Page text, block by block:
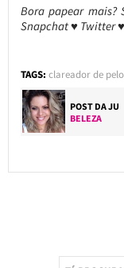
Bora papear mais?
Snapchat ♥ Twitter
TAGS: clareador de
POST DAJU
BELEZA